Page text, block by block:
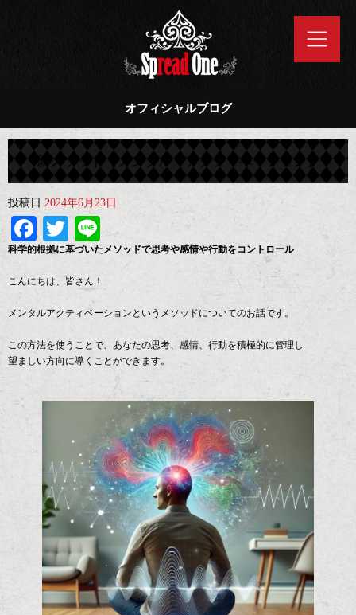
オフィシャルブログ
新メソッド【メンタル・アクティベーション】
投稿日 2024年6月23日
Facebook
Twitter
Line
科学的根拠に基づいたメソッドで思考や感情や行動をコントロール
こんにちは、皆さん！
メンタルアクティベーションというメソッドについてのお話です。
この方法を使うことで、あなたの思考、感情、行動を積極的に管理し
望ましい方向に導くことができます。